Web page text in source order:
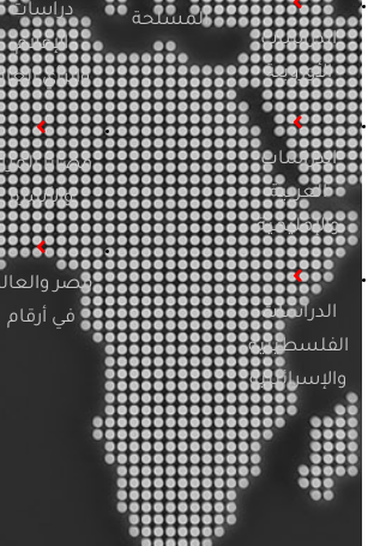
الدراسات
الأوروبية
الدراسات
العربية
والإقليمية
الدراسات
الفلسطينية
والإسرائيلية
المسلحة
دراسات
الإعلام
والرأي العام
قضايا المرأة
والأسرة
مصر والعالم
في أرقام